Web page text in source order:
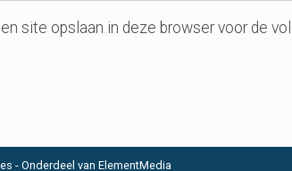
site opslaan in deze browser voor de
- Onderdeel van ElementMedia